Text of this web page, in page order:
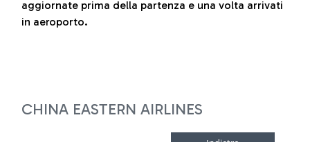
aggiornate prima della partenza e una volta arrivati
in aeroporto.
CHINA EASTERN AIRLINES